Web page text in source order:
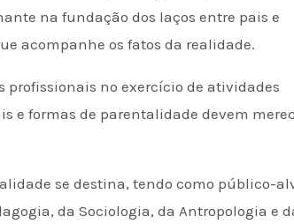
na fundação dos laços entre pais e
acompanhe os fatos da realidade.
profissionais no exercício de atividades
e formas de parentalidade devem
se destina, tendo como público-
da Sociologia, da Antropologia e